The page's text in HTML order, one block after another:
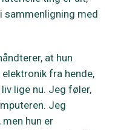
sammenligning med
at hun
fra hende,
lige nu. Jeg føler,
Jeg
hun er